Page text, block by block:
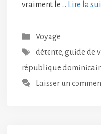
vraiment le … Lire la
Catégories
Voyage
Étiquettes
détente, guide de
république
Laisser un